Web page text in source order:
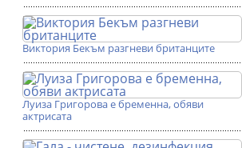
Виктория Бекъм разгневи британците
Луиза Григорова е бременна, обяви
актрисата